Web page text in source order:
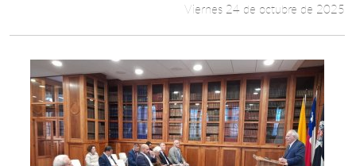
Viernes 24 de octubre de 2025